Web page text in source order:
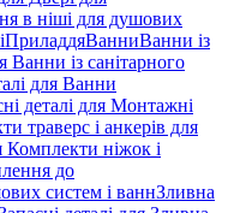
в ніші для душових
ПриладдяВанниВанни із
Ванни із санітарного
для Ванни
деталі для Монтажні
траверс і анкерів для
Комплекти ніжок і
до
систем і ваннЗливна